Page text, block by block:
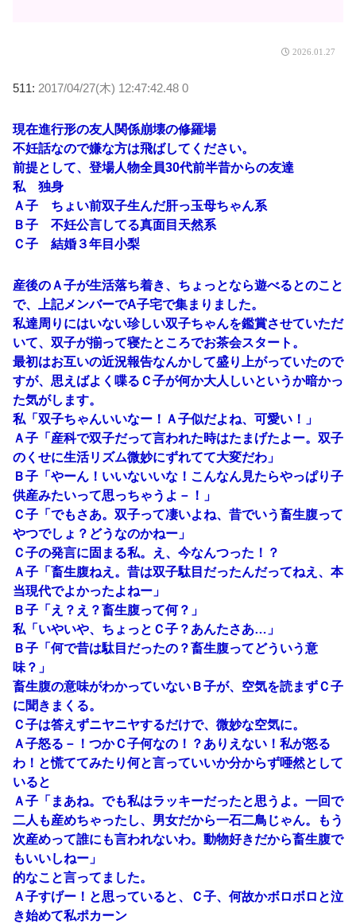
2026.01.27
511: 2017/04/27(木) 12:47:42.48 0
現在進行形の友人関係崩壊の修羅場
不妊話なので嫌な方は飛ばしてください。
前提として、登場人物全員30代前半昔からの友達
私 独身
Ａ子 ちょい前双子生んだ肝っ玉母ちゃん系
Ｂ子 不妊公言してる真面目天然系
Ｃ子 結婚３年目小梨
産後のＡ子が生活落ち着き、ちょっとなら遊べるとのこと
で、上記メンバーでA子宅で集まりました。
私達周りにはいない珍しい双子ちゃんを鑑賞させていただ
いて、双子が揃って寝たところでお茶会スタート。
最初はお互いの近況報告なんかして盛り上がっていたので
すが、思えばよく喋るＣ子が何か大人しいというか暗かっ
た気がします。
私「双子ちゃんいいなー！Ａ子似だよね、可愛い！」
Ａ子「産科で双子だって言われた時はたまげたよー。双子
のくせに生活リズム微妙にずれてて大変だわ」
Ｂ子「やーん！いいないいな！こんなん見たらやっぱり子
供産みたいって思っちゃうよ－！」
Ｃ子「でもさあ。双子って凄いよね、昔でいう畜生腹って
やつでしょ？どうなのかねー」
Ｃ子の発言に固まる私。え、今なんつった！？
Ａ子「畜生腹ねえ。昔は双子駄目だったんだってねえ、本
当現代でよかったよねー」
Ｂ子「え？え？畜生腹って何？」
私「いやいや、ちょっとＣ子？あんたさあ…」
Ｂ子「何で昔は駄目だったの？畜生腹ってどういう意
味？」
畜生腹の意味がわかっていないＢ子が、空気を読まずＣ子
に聞きまくる。
Ｃ子は答えずニヤニヤするだけで、微妙な空気に。
Ａ子怒る－！つかＣ子何なの！？ありえない！私が怒る
わ！と慌ててみたり何と言っていいか分からず唖然として
いると
Ａ子「まあね。でも私はラッキーだったと思うよ。一回で
二人も産めちゃったし、男女だから一石二鳥じゃん。もう
次産めって誰にも言われないわ。動物好きだから畜生腹で
もいいしねー」
的なこと言ってました。
Ａ子すげー！と思っていると、Ｃ子、何故かボロボロと泣
き始めて私ポカーン